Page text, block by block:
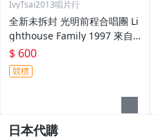
IvyTsai2013唱片行
全新未拆封 光明前程合唱團 Li
ghthouse Family 1997 來自
天堂的明信片 Postcards Fro
m Heaven 台灣版專輯 CD 附
側標
$ 600
競標
日本代購